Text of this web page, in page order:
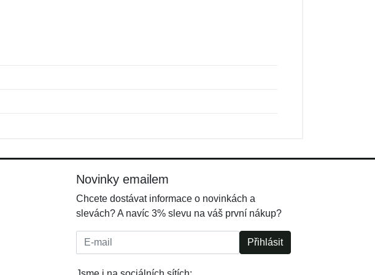
Novinky emailem
Chcete dostávat informace o novinkách a
slevách? A navíc 3% slevu na váš první nákup?
E-mail: Přihlásit